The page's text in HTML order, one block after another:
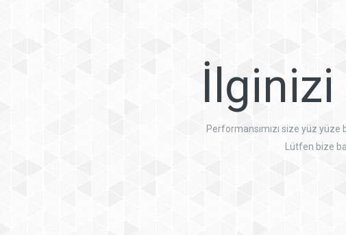
İlginizi
Performansımızı size yüz
Lütfen bize